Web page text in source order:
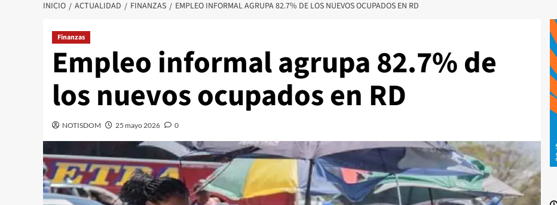
INICIO ACTUALIDAD FINANZAS EMPLEO INFORMAL AGRUPA 82.7% DE LOS NUEVOS OCUPADOS EN RD
Finanzas
Empleo informal agrupa 82.7% de
los nuevos ocupados en RD
NOTISDOM 25 mayo 2026 0